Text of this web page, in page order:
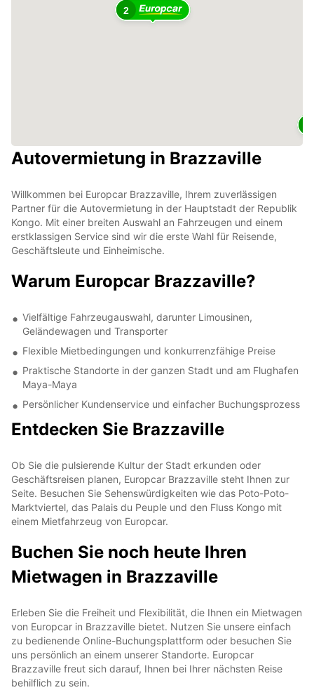
2
Autovermietung in Brazzaville
Willkommen bei Europcar Brazzaville, Ihrem zuverlässigen
Partner für die Autovermietung in der Hauptstadt der Republik
Kongo. Mit einer breiten Auswahl an Fahrzeugen und einem
erstklassigen Service sind wir die erste Wahl für Reisende,
Geschäftsleute und Einheimische.
Warum Europcar Brazzaville?
Vielfältige Fahrzeugauswahl, darunter Limousinen,
Geländewagen und Transporter
Flexible Mietbedingungen und konkurrenzfähige Preise
Praktische Standorte in der ganzen Stadt und am Flughafen
Maya-Maya
Persönlicher Kundenservice und einfacher Buchungsprozess
Entdecken Sie Brazzaville
Ob Sie die pulsierende Kultur der Stadt erkunden oder
Geschäftsreisen planen, Europcar Brazzaville steht Ihnen zur
Seite. Besuchen Sie Sehenswürdigkeiten wie das Poto-Poto-
Marktviertel, das Palais du Peuple und den Fluss Kongo mit
einem Mietfahrzeug von Europcar.
Buchen Sie noch heute Ihren
Mietwagen in Brazzaville
Erleben Sie die Freiheit und Flexibilität, die Ihnen ein Mietwagen
von Europcar in Brazzaville bietet. Nutzen Sie unsere einfach
zu bedienende Online-Buchungsplattform oder besuchen Sie
uns persönlich an einem unserer Standorte. Europcar
Brazzaville freut sich darauf, Ihnen bei Ihrer nächsten Reise
behilflich zu sein.